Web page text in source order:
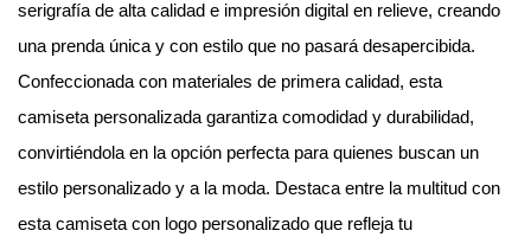
serigrafía de alta calidad e impresión digital en relieve, creando
una prenda única y con estilo que no pasará desapercibida.
Confeccionada con materiales de primera calidad, esta
camiseta personalizada garantiza comodidad y durabilidad,
convirtiéndola en la opción perfecta para quienes buscan un
estilo personalizado y a la moda. Destaca entre la multitud con
esta camiseta con logo personalizado que refleja tu